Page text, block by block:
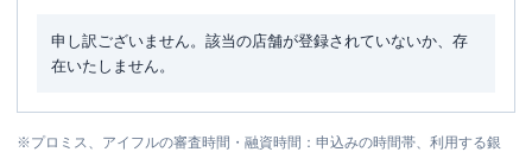
申し訳ございません。該当の店舗が登録されていないか、存
在いたしません。
※プロミス、アイフルの審査時間・融資時間：申込みの時間帯、利用する銀